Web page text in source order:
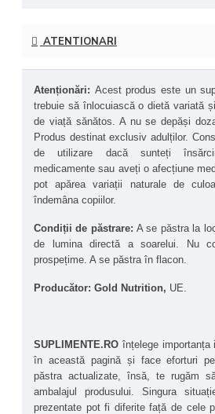
ATENTIONARI
Atenționări: Acest produs este un
trebuie să înlocuiască o dietă variată
de viață sănătos. A nu se depăși
Produs destinat exclusiv adulților.
de utilizare dacă sunteți
medicamente sau aveți o afecțiune
pot apărea variații naturale de
îndemâna copiilor.
Condiții de păstrare: A se păstra la
de lumina directă a soarelui. Nu
prospețime. A se păstra în flacon.
Producător: Gold Nutrition, UE.
SUPLIMENTE.RO înțelege importanța
în această pagină și face eforturi
păstra actualizate, însă, te rugăm
ambalajul produsului. Singura
prezentate pot fi diferite față de cele